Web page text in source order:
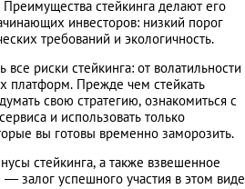
стейкинга делают его
инвесторов: низкий порог
требований и экологичность.
риски стейкинга: от волатильности
платформ. Прежде чем стейкать
свою стратегию, ознакомиться с
и использовать только
вы готовы временно заморозить.
стейкинга, а также взвешенное
залог успешного участия в этом виде